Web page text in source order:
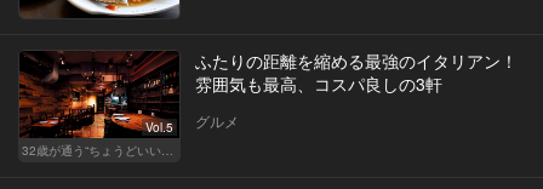
Vol.5
32歳が通う“ちょうどいい”価格の店
ふたりの距離を縮める最強のイタリアン！
雰囲気も最高、コスパ良しの3軒
グルメ